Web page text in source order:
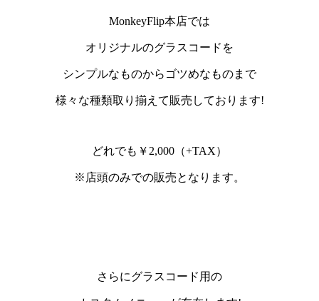
MonkeyFlip本店では
オリジナルのグラスコードを
シンプルなものから ゴツめなものまで
様々な種類取り揃えて販売しております!
どれでも ￥2,000（+TAX）
※店頭のみでの販売となります。
さらにグラスコード用の